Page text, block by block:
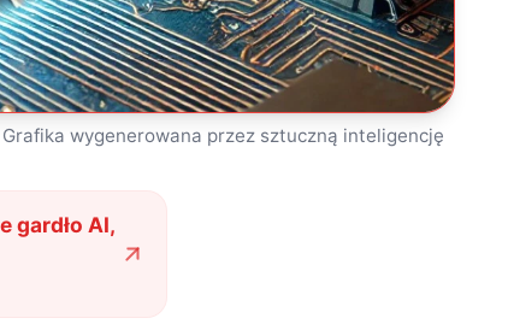
Grafika wygenerowana przez sztuczną inteligencję
gardło AI,